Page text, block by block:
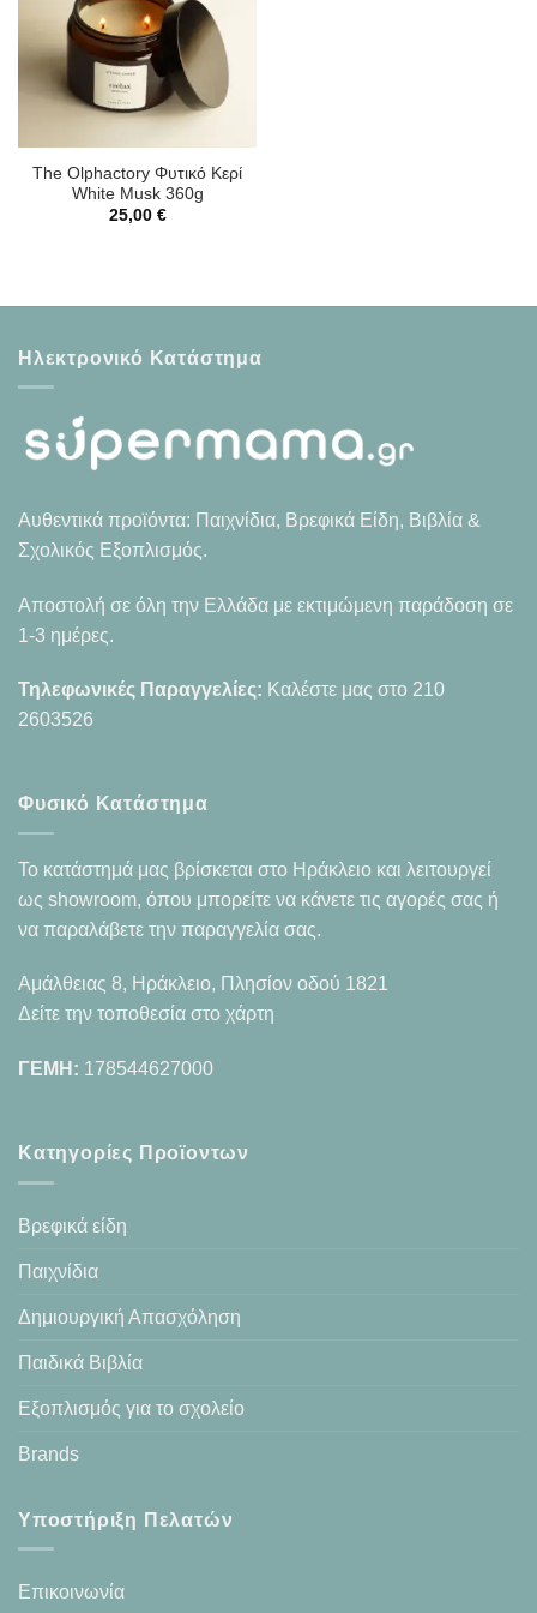
The Olphactory Φυτικό Κερί
White Musk 360g
25,00 €
Ηλεκτρονικό Κατάστημα
Αυθεντικά προϊόντα: Παιχνίδια, Βρεφικά Είδη, Βιβλία &
Σχολικός Εξοπλισμός.
Αποστολή σε όλη την Ελλάδα με εκτιμώμενη παράδοση σε
1-3 ημέρες.
Τηλεφωνικές Παραγγελίες: Καλέστε μας στο 210
2603526
Φυσικό Κατάστημα
Το κατάστημά μας βρίσκεται στο Ηράκλειο και λειτουργεί
ως showroom, όπου μπορείτε να κάνετε τις αγορές σας ή
να παραλάβετε την παραγγελία σας.
Αμάλθειας 8, Ηράκλειο, Πλησίον οδού 1821
Δείτε την τοποθεσία στο χάρτη
ΓΕΜΗ: 178544627000
Κατηγορίες Προϊοντων
Βρεφικά είδη
Παιχνίδια
Δημιουργική Απασχόληση
Παιδικά Βιβλία
Εξοπλισμός για το σχολείο
Brands
Υποστήριξη Πελατών
Επικοινωνία